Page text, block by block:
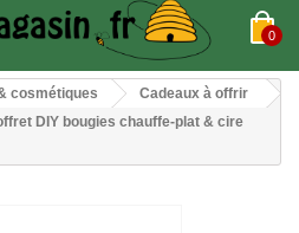
0
cosmétiques
Cadeaux à offrir
DIY bougies chauffe-plat & cire